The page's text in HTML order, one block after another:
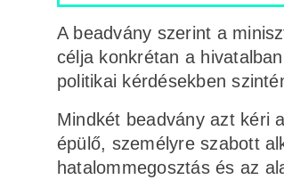
A beadvány szerint a
célja konkrétan a
politikai kérdésekben
Mindkét beadvány azt kéri
épülő, személyre szabott
hatalommegosztás és az